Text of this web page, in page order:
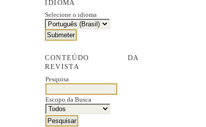
IDIOMA
Selecione o idioma
CONTEÚDO DA
REVISTA
Pesquisa
Escopo da Busca